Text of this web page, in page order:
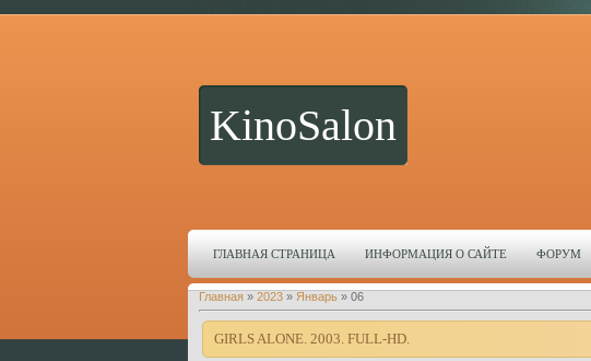
KinoSalon
ГЛАВНАЯ СТРАНИЦА ИНФОРМАЦИЯ О САЙТЕ ФОРУМ
Главная » 2023 » Январь » 06
GIRLS ALONE. 2003. FULL-HD.